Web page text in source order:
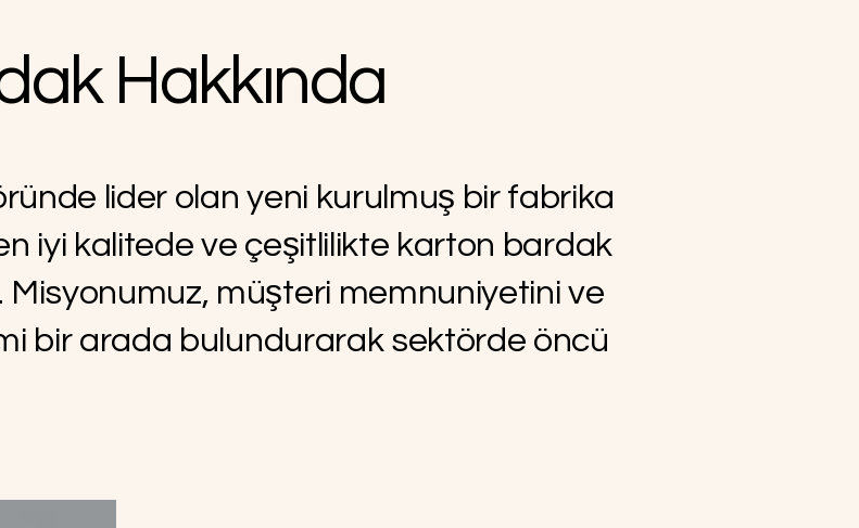
Hakkında
lider olan yeni kurulmuş bir fabrika
iyi kalitede ve çeşitlilikte karton bardak
Misyonumuz, müşteri memnuniyetini ve
bir arada bulundurarak sektörde öncü